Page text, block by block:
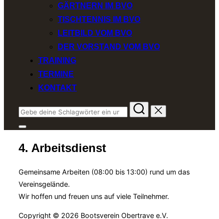
GÄRTNERN IM BVO
TISCHTENNIS IM BVO
LEITBILD VOM BVO
DER VORSTAND VOM BVO
TRAINING
TERMINE
KONTAKT
Suchen
nach:
Seitenleiste
Navigation
umschalten
4. Arbeitsdienst
Gemeinsame Arbeiten (08:00 bis 13:00) rund um das
Vereinsgelände.
Wir hoffen und freuen uns auf viele Teilnehmer.
Copyright © 2026 Bootsverein Obertrave e.V.